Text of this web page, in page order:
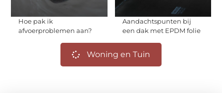
Hoe pak ik
afvoerproblemen aan?
Aandachtspunten bij
een dak met EPDM folie
Woning en Tuin